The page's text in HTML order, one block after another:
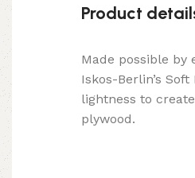
Product
Made possible by
Iskos-Berlin’s
lightness to
plywood.